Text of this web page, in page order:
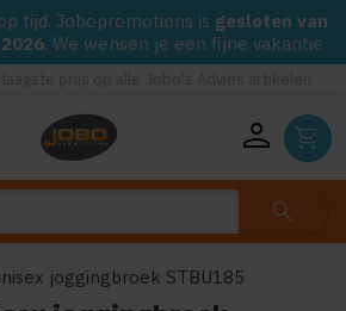
tijd. Jobopromotions is gesloten van
. We wensen je een fijne vakantie
person shopping_cart
search
joggingbroek STBU185